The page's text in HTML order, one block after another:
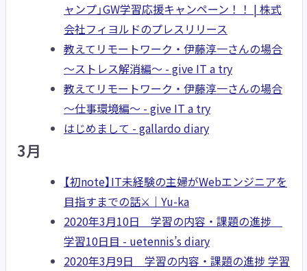
ャンプ」GW学習応援キャンペーン！！ | 株式
会社フィヨルドのプレスリリース
教えてリモートワーク・伊藤淳一さんの場合
〜ストレス解消編〜 - give IT a try
教えてリモートワーク・伊藤淳一さんの場合
〜仕事環境編〜 - give IT a try
はじめまして - gallardo diary
3月
【初note】IT未経験の主婦がWebエンジニアを
目指すまでの話⚔️｜Yu-ka
2020年3月10日 学習の内容・課題の進捗
学習10日目 - uetennis’s diary
2020年3月9日 学習の内容・課題の進捗 学習